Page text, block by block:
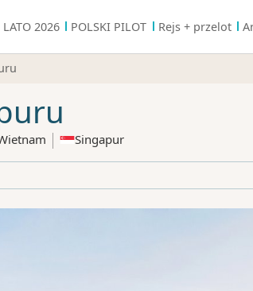
LATO 2026 POLSKI PILOT Rejs + przelot
Singapur